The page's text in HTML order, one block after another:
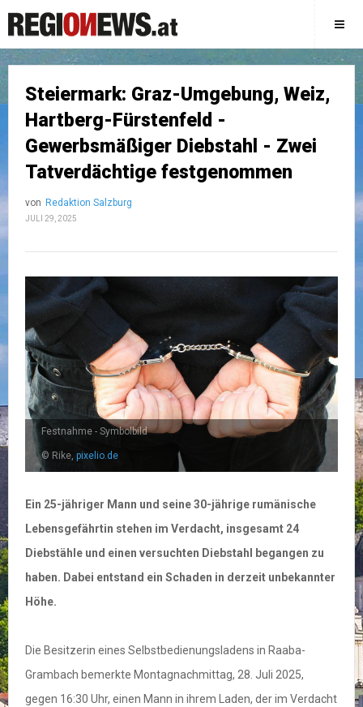
Steiermark: Graz-Umgebung, Weiz,
Hartberg-Fürstenfeld -
Gewerbsmäßiger Diebstahl - Zwei
Tatverdächtige festgenommen
von Redaktion Salzburg
JULI 29, 2025
Festnahme - Symbolbild
© Rike, pixelio.de
Ein 25-jähriger Mann und seine 30-jährige rumänische
Lebensgefährtin stehen im Verdacht, insgesamt 24
Diebstähle und einen versuchten Diebstahl begangen zu
haben. Dabei entstand ein Schaden in derzeit unbekannter
Höhe.
Die Besitzerin eines Selbstbedienungsladens in Raaba-
Grambach bemerkte Montagnachmittag, 28. Juli 2025,
gegen 16:30 Uhr, einen Mann in ihrem Laden, der im Verdacht